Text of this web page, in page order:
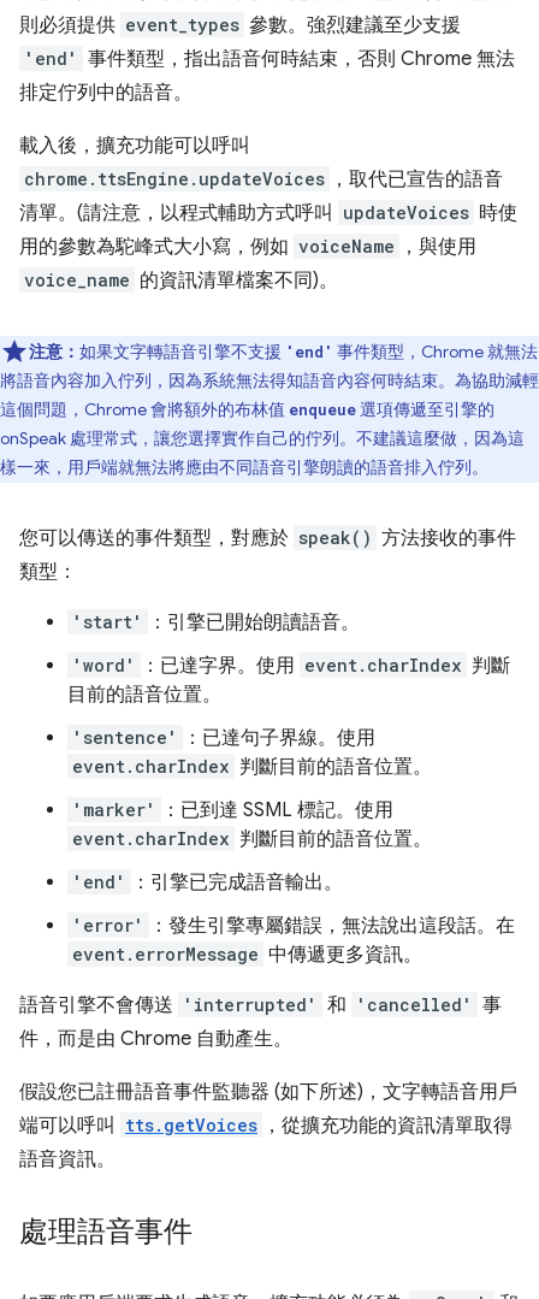
則必須提供 event_types 參數。強烈建議至少支援
'end'
事件類型，指出語音何時結束，否則 Chrome 無法
排定佇列中的語音。
載入後，擴充功能可以呼叫
chrome.ttsEngine.updateVoices ，取代已宣告的語音
清單。(請注意，以程式輔助方式呼叫
updateVoices 時使
用的參數為駝峰式大小寫，例如 voiceName ，與使用
voice_name 的資訊清單檔案不同)。
注意： 如果文字轉語音引擎不支援 'end' 事件類型，Chrome 就無法
將語音內容加入佇列，因為系統無法得知語音內容何時結束。為協助減輕
這個問題，Chrome 會將額外的布林值 enqueue選項傳遞至引擎的
onSpeak 處理常式，讓您選擇實作自己的佇列。不建議這麼做，因為這
樣一來，用戶端就無法將應由不同語音引擎朗讀的語音排入佇列。
您可以傳送的事件類型，對應於 speak() 方法接收的事件
類型：
'start' ：引擎已開始朗讀語音。
'word' ：已達字界。使用 event.charIndex 判斷
目前的語音位置。
'sentence' ：已達句子界線。使用
event.charIndex 判斷目前的語音位置。
'marker' ：已到達 SSML 標記。使用
event.charIndex 判斷目前的語音位置。
'end' ：引擎已完成語音輸出。
'error' ：發生引擎專屬錯誤，無法說出這段話。在
event.errorMessage 中傳遞更多資訊。
語音引擎不會傳送 'interrupted' 和 'cancelled'
事
件，而是由 Chrome 自動產生。
假設您已註冊語音事件監聽器 (如下所述)，文字轉語音用戶
端可以呼叫
tts.getVoices ，從擴充功能的資訊清單取得
語音資訊。
處理語音事件